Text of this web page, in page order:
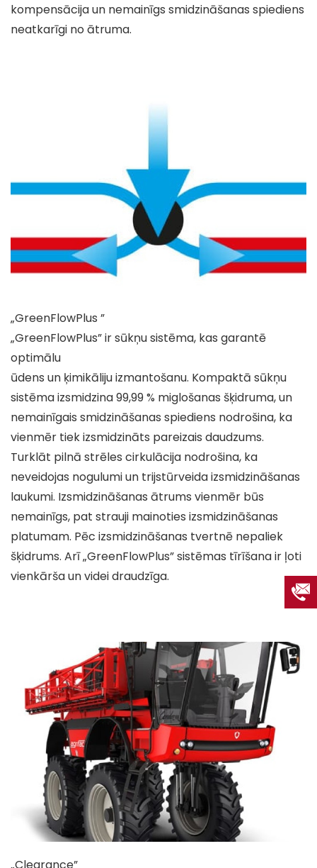
kompensācija un nemainīgs smidzināšanas spiediens
neatkarīgi no ātruma.
„GreenFlowPlus ”
„GreenFlowPlus” ir sūkņu sistēma, kas garantē
optimālu
ūdens un ķimikāliju izmantošanu. Kompaktā sūkņu
sistēma izsmidzina 99,99 % miglošanas šķidruma, un
nemainīgais smidzināšanas spiediens nodrošina, ka
vienmēr tiek izsmidzināts pareizais daudzums.
Turklāt pilnā strēles cirkulācija nodrošina, ka
neveidojas nogulumi un trijstūrveida izsmidzināšanas
laukumi. Izsmidzināšanas ātrums vienmēr būs
nemainīgs, pat strauji mainoties izsmidzināšanas
platumam. Pēc izsmidzināšanas tvertnē nepaliek
šķidrums. Arī „GreenFlowPlus” sistēmas tīrīšana ir ļoti
vienkārša un videi draudzīga.
„Clearance”